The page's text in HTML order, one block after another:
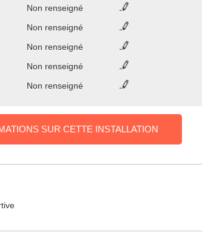
Non renseigné
Non renseigné
Non renseigné
Non renseigné
Non renseigné
SUR CETTE INSTALLATION